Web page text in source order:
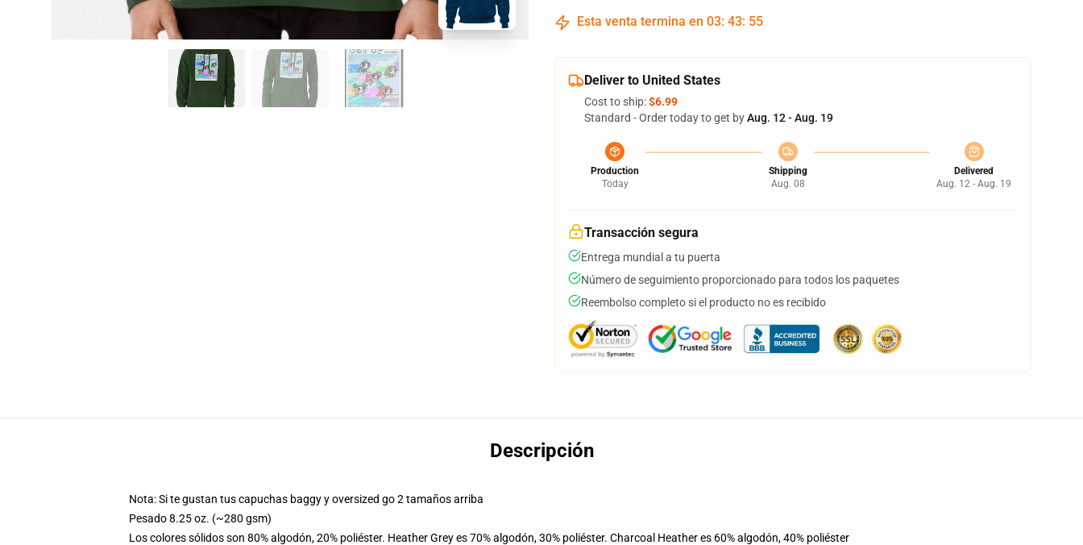
Esta venta termina en 03: 43: 54
Deliver to United States
Cost to ship:$6.99
Standard - Order today to get byAug. 12 - Aug. 19
Production
Today
Shipping
Aug. 08
Delivered
Aug. 12 - Aug. 19
Transacción segura
Entrega mundial a tu puerta
Número de seguimiento proporcionado para todos los paquetes
Reembolso completo si el producto no es recibido
Descripción
Nota: Si te gustan tus capuchas baggy y oversized go 2 tamaños arriba
Pesado 8.25 oz. (~280 gsm)
Los colores sólidos son 80% algodón, 20% poliéster. Heather Grey es 70% algodón, 30% poliéster. Charcoal Heather es 60% algodón, 40% poliéster